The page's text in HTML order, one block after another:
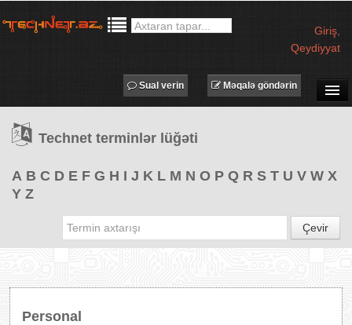
Giriş
Qeydiyyat
TƏDBİRLƏR
PROQRAMLAR
Məqalə göndərin
Sual verin
Technet terminlər lüğəti
A B C D E F G H I J K L M N O P Q R S T U V W X
Y Z
Çevir
Personal